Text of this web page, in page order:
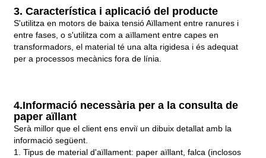
3. Característica i aplicació del producte
S'utilitza en motors de baixa tensió Aïllament entre ranures i
entre fases, o s'utilitza com a aïllament entre capes en
transformadors, el material té una alta rigidesa i és adequat
per a processos mecànics fora de línia.
4.Informació necessària per a la consulta de
paper aïllant
Serà millor que el client ens enviï un dibuix detallat amb la
informació següent.
1. Tipus de material d'aïllament: paper aïllant, falca (inclosos